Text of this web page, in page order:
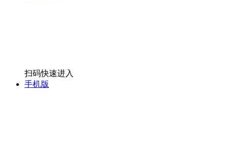
扫码快速进入
手机版